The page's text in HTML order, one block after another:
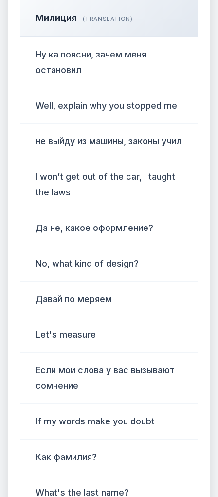
Милиция (TRANSLATION)
Ну ка поясни, зачем меня
остановил
Well, explain why you stopped me
не выйду из машины, законы учил
I won’t get out of the car, I taught
the laws
Да не, какое оформление?
No, what kind of design?
Давай по меряем
Let's measure
Если мои слова у вас вызывают
сомнение
If my words make you doubt
Как фамилия?
What's the last name?